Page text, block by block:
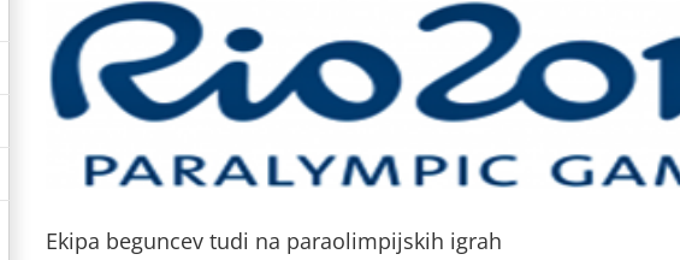
Ekipa beguncev tudi na paraolimpijskih igrah